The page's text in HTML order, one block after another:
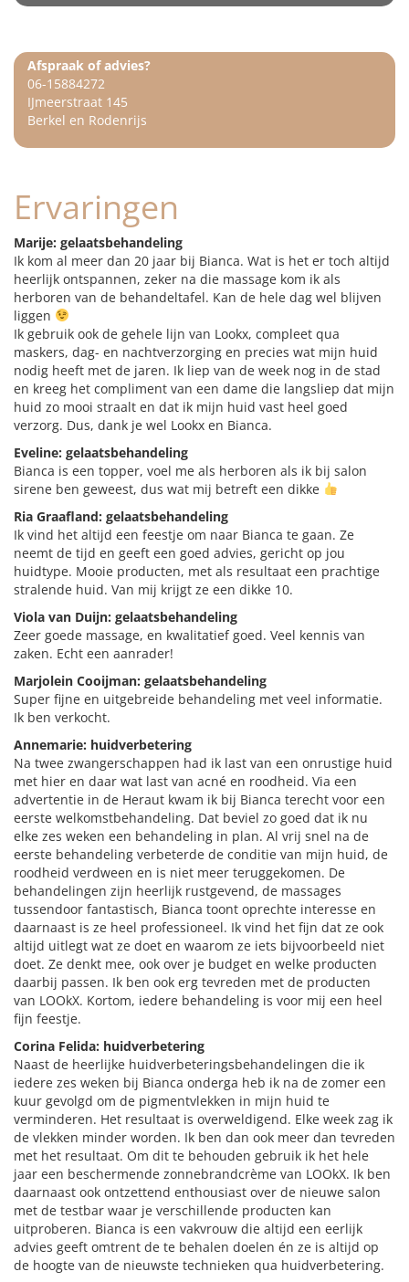
Afspraak of advies?
06-15884272
IJmeerstraat 145
Berkel en Rodenrijs
Ervaringen
Marije: gelaatsbehandeling
Ik kom al meer dan 20 jaar bij Bianca. Wat is het er toch altijd
heerlijk ontspannen, zeker na die massage kom ik als
herboren van de behandeltafel. Kan de hele dag wel blijven
liggen
Ik gebruik ook de gehele lijn van Lookx, compleet qua
maskers, dag- en nachtverzorging en precies wat mijn huid
nodig heeft met de jaren. Ik liep van de week nog in de stad
en kreeg het compliment van een dame die langsliep dat mijn
huid zo mooi straalt en dat ik mijn huid vast heel goed
verzorg. Dus, dank je wel Lookx en Bianca.
Eveline: gelaatsbehandeling
Bianca is een topper, voel me als herboren als ik bij salon
sirene ben geweest, dus wat mij betreft een dikke
Ria Graafland: gelaatsbehandeling
Ik vind het altijd een feestje om naar Bianca te gaan. Ze
neemt de tijd en geeft een goed advies, gericht op jou
huidtype. Mooie producten, met als resultaat een prachtige
stralende huid. Van mij krijgt ze een dikke 10.
Viola van Duijn: gelaatsbehandeling
Zeer goede massage, en kwalitatief goed. Veel kennis van
zaken. Echt een aanrader!
Marjolein Cooijman: gelaatsbehandeling
Super fijne en uitgebreide behandeling met veel informatie.
Ik ben verkocht.
Annemarie: huidverbetering
Na twee zwangerschappen had ik last van een onrustige huid
met hier en daar wat last van acné en roodheid. Via een
advertentie in de Heraut kwam ik bij Bianca terecht voor een
eerste welkomstbehandeling. Dat beviel zo goed dat ik nu
elke zes weken een behandeling in plan. Al vrij snel na de
eerste behandeling verbeterde de conditie van mijn huid, de
roodheid verdween en is niet meer teruggekomen. De
behandelingen zijn heerlijk rustgevend, de massages
tussendoor fantastisch, Bianca toont oprechte interesse en
daarnaast is ze heel professioneel. Ik vind het fijn dat ze ook
altijd uitlegt wat ze doet en waarom ze iets bijvoorbeeld niet
doet. Ze denkt mee, ook over je budget en welke producten
daarbij passen. Ik ben ook erg tevreden met de producten
van LOOkX. Kortom, iedere behandeling is voor mij een heel
fijn feestje.
Corina Felida: huidverbetering
Naast de heerlijke huidverbeteringsbehandelingen die ik
iedere zes weken bij Bianca onderga heb ik na de zomer een
kuur gevolgd om de pigmentvlekken in mijn huid te
verminderen. Het resultaat is overweldigend. Elke week zag ik
de vlekken minder worden. Ik ben dan ook meer dan tevreden
met het resultaat. Om dit te behouden gebruik ik het hele
jaar een beschermende zonnebrandcrème van LOOkX. Ik ben
daarnaast ook ontzettend enthousiast over de nieuwe salon
met de testbar waar je verschillende producten kan
uitproberen. Bianca is een vakvrouw die altijd een eerlijk
advies geeft omtrent de te behalen doelen én ze is altijd op
de hoogte van de nieuwste technieken qua huidverbetering.